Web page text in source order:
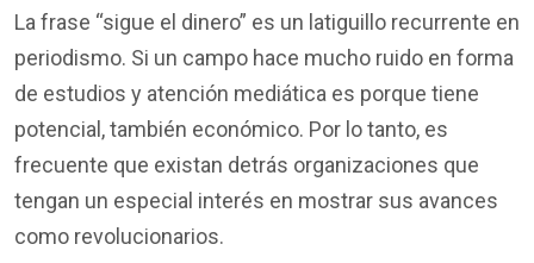
La frase “sigue el dinero” es un latiguillo recurrente en
periodismo. Si un campo hace mucho ruido en forma
de estudios y atención mediática es porque tiene
potencial, también económico. Por lo tanto, es
frecuente que existan detrás organizaciones que
tengan un especial interés en mostrar sus avances
como revolucionarios.